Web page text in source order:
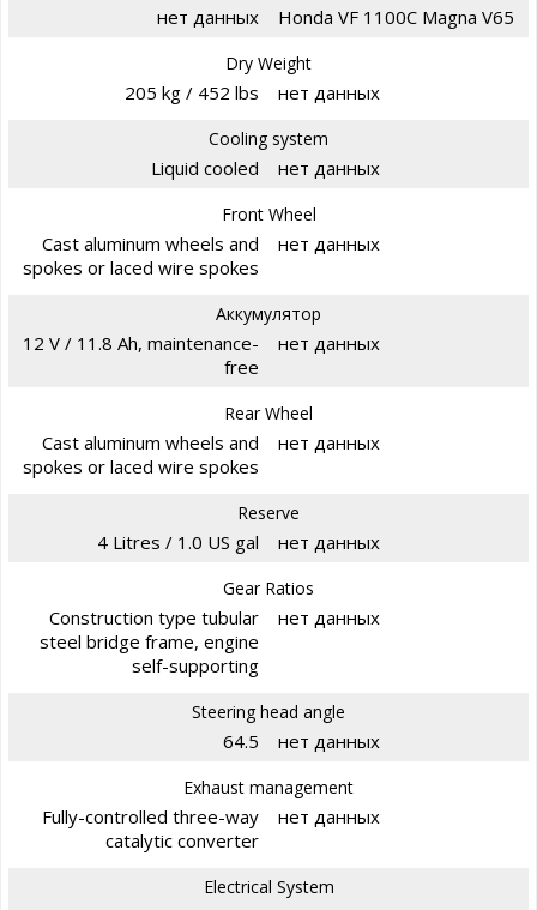
нет данных Honda VF 1100C Magna V65
Dry Weight
205 kg / 452 lbs нет данных
Cooling system
Liquid cooled нет данных
Front Wheel
Cast aluminum wheels and
spokes or laced wire spokes
нет данных
Аккумулятор
12 V / 11.8 Ah, maintenance-
free
нет данных
Rear Wheel
Cast aluminum wheels and
spokes or laced wire spokes
нет данных
Reserve
4 Litres / 1.0 US gal нет данных
Gear Ratios
Construction type tubular
steel bridge frame, engine
self-supporting
нет данных
Steering head angle
64.5 нет данных
Exhaust management
Fully-controlled three-way
catalytic converter
нет данных
Electrical System